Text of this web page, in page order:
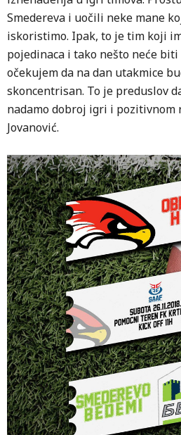
Smedereva i uočili neke mane
iskoristimo. Ipak, to je tim koji
pojedinaca i tako nešto neće biti
očekujem da na dan utakmice
skoncentrisan. To je preduslov
nadamo dobroj igri i
Jovanović.